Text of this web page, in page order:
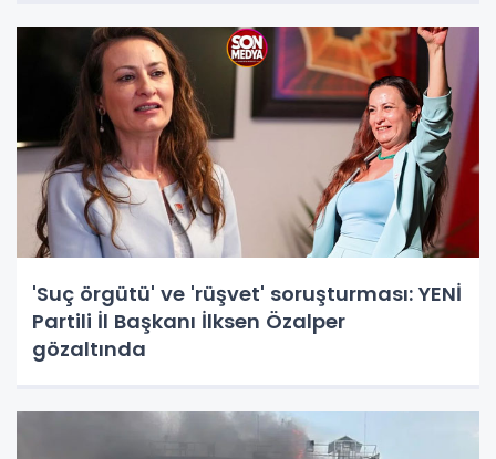
'Suç örgütü' ve 'rüşvet' soruşturması: YENİ
Partili İl Başkanı İlksen Özalper
gözaltında